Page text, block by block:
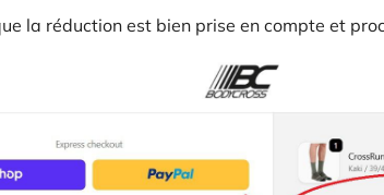
la réduction est bien prise en compte et